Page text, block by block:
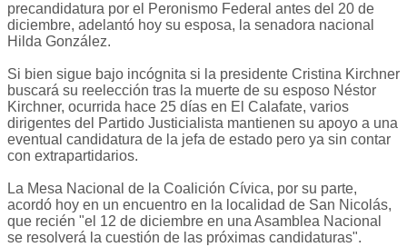
precandidatura por el Peronismo Federal antes del 20 de
diciembre, adelantó hoy su esposa, la senadora nacional
Hilda González.
Si bien sigue bajo incógnita si la presidente Cristina Kirchner
buscará su reelección tras la muerte de su esposo Néstor
Kirchner, ocurrida hace 25 días en El Calafate, varios
dirigentes del Partido Justicialista mantienen su apoyo a una
eventual candidatura de la jefa de estado pero ya sin contar
con extrapartidarios.
La Mesa Nacional de la Coalición Cívica, por su parte,
acordó hoy en un encuentro en la localidad de San Nicolás,
que recién "el 12 de diciembre en una Asamblea Nacional
se resolverá la cuestión de las próximas candidaturas".